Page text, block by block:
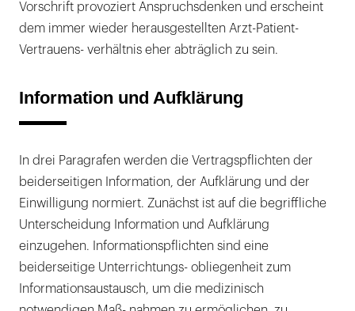
Vorschrift provoziert Anspruchsdenken und erscheint
dem immer wieder herausgestellten Arzt-Patient-
Vertrauens- verhältnis eher abträglich zu sein.
Information und Aufklärung
In drei Paragrafen werden die Vertragspflichten der
beiderseitigen Information, der Aufklärung und der
Einwilligung normiert. Zunächst ist auf die begriffliche
Unterscheidung Information und Aufklärung
einzugehen. Informationspflichten sind eine
beiderseitige Unterrichtungs- obliegenheit zum
Informationsaustausch, um die medizinisch